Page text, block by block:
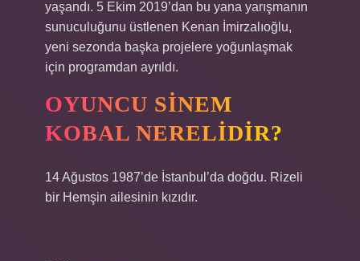
yaşandı. 5 Ekim 2019’dan bu yana yarışmanın
sunuculuğunu üstlenen Kenan İmirzalıoğlu,
yeni sezonda başka projelere yoğunlaşmak
için programdan ayrıldı.
OYUNCU SINEM
KOBAL NERELIDIR?
14 Ağustos 1987’de İstanbul’da doğdu. Rizeli
bir Hemşin ailesinin kızıdır.